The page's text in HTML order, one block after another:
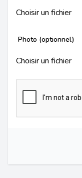
Choisir un fichier
Photo (optionnel)
Choisir un fichier